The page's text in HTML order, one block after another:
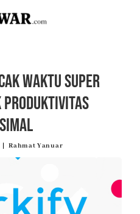
Waktu Super
Rahmat Yanuar